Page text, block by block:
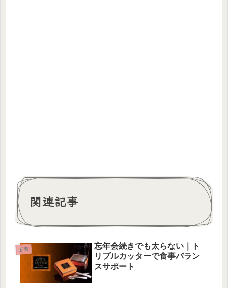
関連記事
新着
忘年会続きでも太らない｜ト
リプルカッターで食事バラン
スサポート